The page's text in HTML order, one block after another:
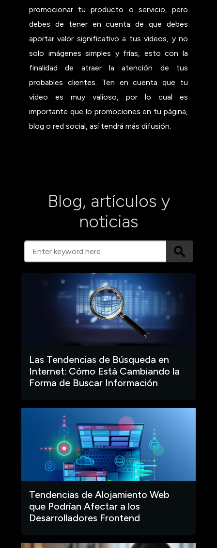
promocionar tu producto o servicio, pero
debes de tener en cuenta de que debes
aportar valor significativo a tus videos, y no
solo imágenes simples y frías, esto con la
finalidad de atraer la atención de tus
probables clientes. Ten en cuenta que tu
video es muy valioso, por lo cual es
importante que lo promociones en tu página,
blog o red social, así tendrá más difusión.
Blog, artículos y
noticias
Las Tendencias de Búsqueda en
Internet: Cómo Está Cambiando la
Forma de Buscar Información
Tendencias de Alojamiento Web
que Podrían Afectar a los
Desarrolladores Frontend